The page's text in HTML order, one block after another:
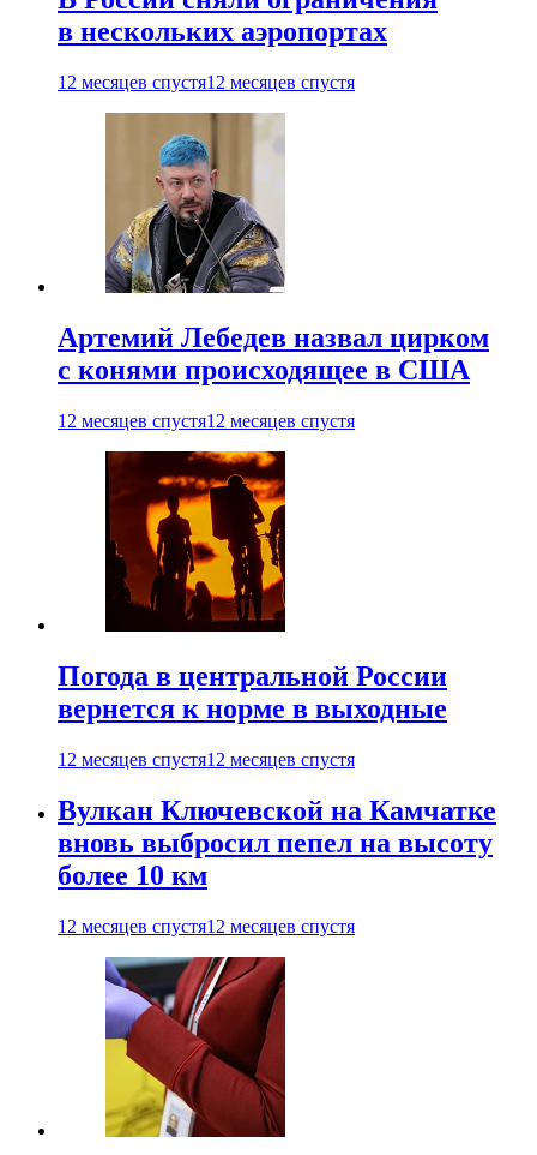
в нескольких аэропортах
12 месяцев спустя12 месяцев спустя
Артемий Лебедев назвал цирком
с конями происходящее в США
12 месяцев спустя12 месяцев спустя
Погода в центральной России
вернется к норме в выходные
12 месяцев спустя12 месяцев спустя
Вулкан Ключевской на Камчатке
вновь выбросил пепел на высоту
более 10 км
12 месяцев спустя12 месяцев спустя